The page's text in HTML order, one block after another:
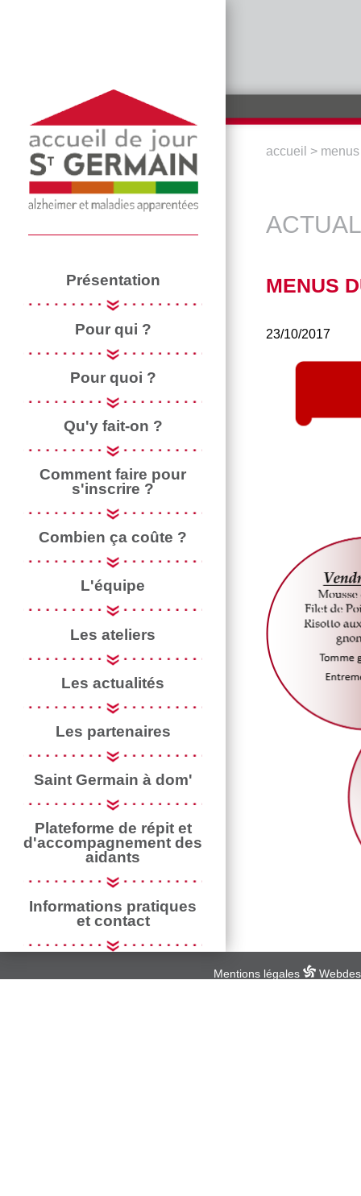
Présentation
Pour qui ?
Pour quoi ?
Qu'y fait-on ?
Comment faire pour
s'inscrire ?
Combien ça coûte ?
L'équipe
Les ateliers
Les actualités
Les partenaires
Saint Germain à dom'
Plateforme de répit et
d'accompagnement des
aidants
Informations pratiques
et contact
accueil >
MENUS
23/10/2017
Mentions légales